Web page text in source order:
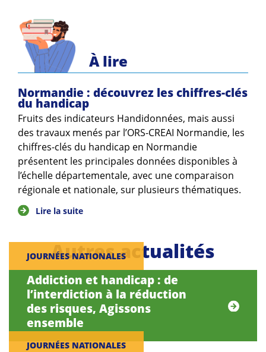
À lire
Normandie : découvrez les chiffres-clés
du handicap
Fruits des indicateurs Handidonnées, mais aussi
des travaux menés par l’ORS-CREAI Normandie, les
chiffres-clés du handicap en Normandie
présentent les principales données disponibles à
l’échelle départementale, avec une comparaison
régionale et nationale, sur plusieurs thématiques.
Lire la suite
Autres actualités
JOURNÉES NATIONALES
Addiction et handicap : de
l’interdiction à la réduction
des risques, Agissons
ensemble
JOURNÉES NATIONALES